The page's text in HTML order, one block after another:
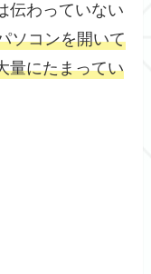
伝わっていない
ソコンを開いて
量にたまってい